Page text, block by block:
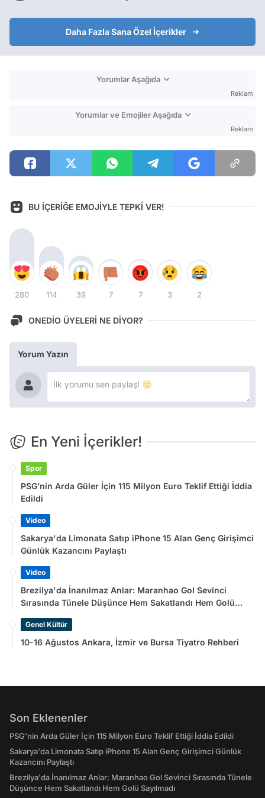
Daha Fazla Sana Özel İçerikler
Yorumlar Aşağıda
Reklam
Yorumlar ve Emojiler Aşağıda
Reklam
BU İÇERİĞE EMOJİYLE TEPKİ VER!
280 114 39 7 7 3 2
ONEDİO ÜYELERİ NE DİYOR?
Yorum Yazın
En Yeni İçerikler!
Spor
PSG’nin Arda Güler İçin 115 Milyon Euro Teklif Ettiği İddia
Edildi
Video
Sakarya'da Limonata Satıp iPhone 15 Alan Genç Girişimci
Günlük Kazancını Paylaştı
Video
Brezilya'da İnanılmaz Anlar: Maranhao Gol Sevinci
Sırasında Tünele Düşünce Hem Sakatlandı Hem Golü
Genel Kültür
10-16 Ağustos Ankara, İzmir ve Bursa Tiyatro Rehberi
Son Eklenenler
PSG’nin Arda Güler İçin 115 Milyon Euro Teklif Ettiği İddia Edildi
Sakarya'da Limonata Satıp iPhone 15 Alan Genç Girişimci Günlük
Kazancını Paylaştı
Brezilya'da İnanılmaz Anlar: Maranhao Gol Sevinci Sırasında Tünele
Düşünce Hem Sakatlandı Hem Golü Sayılmadı